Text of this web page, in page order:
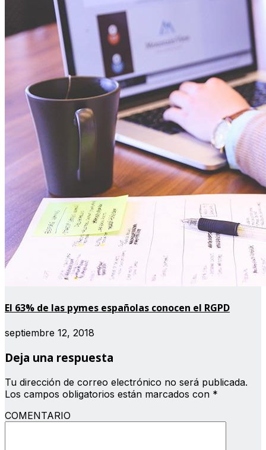
El 63% de las pymes españolas conocen el RGPD
septiembre 12, 2018
Deja una respuesta
Tu dirección de correo electrónico no será publicada.
Los campos obligatorios están marcados con *
COMENTARIO